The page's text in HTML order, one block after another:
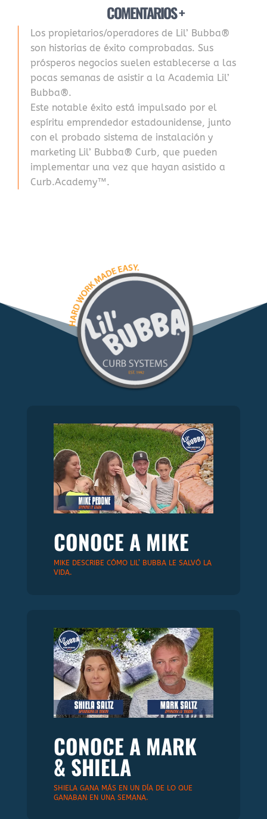
COMENTARIOS +
Los propietarios/operadores de Lil’ Bubba®
son historias de éxito comprobadas. Sus
prósperos negocios suelen establecerse a las
pocas semanas de asistir a la Academia Lil’
Bubba®.
Este notable éxito está impulsado por el
espíritu emprendedor estadounidense, junto
con el probado sistema de instalación y
marketing Lil’ Bubba® Curb, que pueden
implementar una vez que hayan asistido a
Curb.Academy™.
CONOCE A MIKE
MIKE DESCRIBE CÓMO LIL’ BUBBA LE SALVÓ LA
VIDA.
CONOCE A MARK
& SHIELA
SHIELA GANA MÁS EN UN DÍA DE LO QUE
GANABAN EN UNA SEMANA.